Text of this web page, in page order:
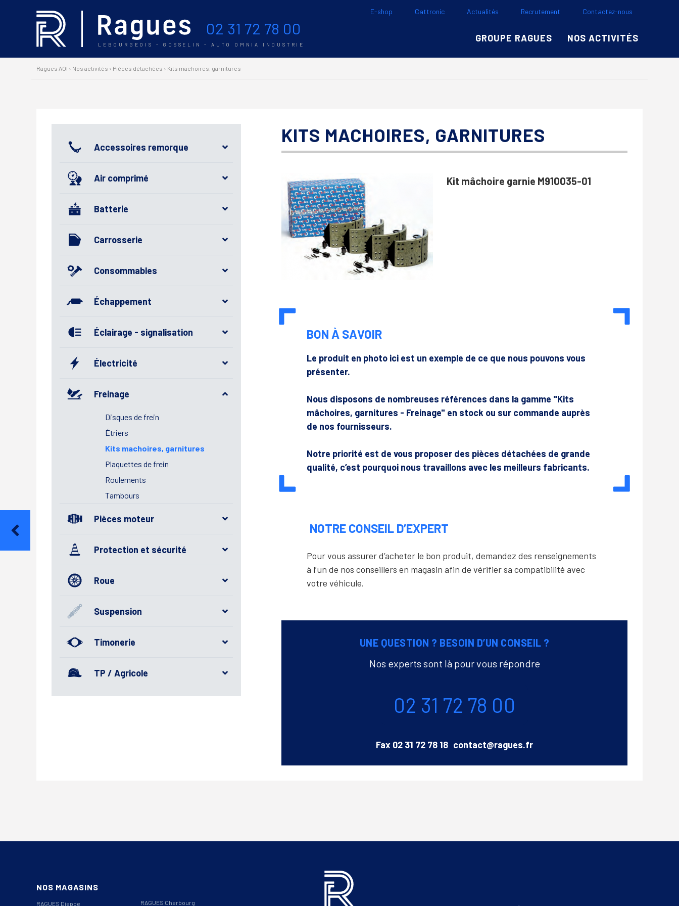
02 31 72 78 00
LEBOURGEOIS - GOSSELIN - AUTO OMNIA INDUSTRIE
E-shop Cattronic Actualités Recrutement Contactez-nous
GROUPE RAGUES NOS ACTIVITÉS
Ragues AOI › Nos activités › Pièces détachées › Kits machoires, garnitures
Accessoires remorque
Air comprimé
Batterie
Carrosserie
Consommables
Échappement
Éclairage - signalisation
Électricité
Freinage
Disques de frein
Étriers
Kits machoires, garnitures
Plaquettes de frein
Roulements
Tambours
Pièces moteur
Protection et sécurité
Roue
Suspension
Timonerie
TP / Agricole
KITS MACHOIRES, GARNITURES
Kit mâchoire garnie M910035-01
BON À SAVOIR
Le produit en photo ici est un exemple de ce que nous pouvons vous
présenter.
Nous disposons de nombreuses références dans la gamme "Kits
mâchoires, garnitures - Freinage" en stock ou sur commande auprès
de nos fournisseurs.
Notre priorité est de vous proposer des pièces détachées de grande
qualité, c’est pourquoi nous travaillons avec les meilleurs fabricants.
NOTRE CONSEIL D’EXPERT
Pour vous assurer d’acheter le bon produit, demandez des renseignements
à l’un de nos conseillers en magasin afin de vérifier sa compatibilité avec
votre véhicule.
UNE QUESTION ? BESOIN D’UN CONSEIL ?
Nos experts sont là pour vous répondre
02 31 72 78 00
Fax 02 31 72 78 18 Email
contact@ragues.fr
NOS MAGASINS
RAGUES Dieppe RAGUES Cherbourg